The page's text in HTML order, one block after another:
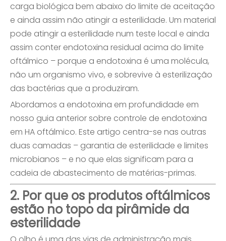
carga biológica bem abaixo do limite de aceitação
e ainda assim não atingir a esterilidade. Um material
pode atingir a esterilidade num teste local e ainda
assim conter endotoxina residual acima do limite
oftálmico – porque a endotoxina é uma molécula,
não um organismo vivo, e sobrevive à esterilização
das bactérias que a produziram.
Abordamos a endotoxina em profundidade em
nosso guia anterior sobre controle de endotoxina
em HA oftálmico. Este artigo centra-se nas outras
duas camadas – garantia de esterilidade e limites
microbianos – e no que elas significam para a
cadeia de abastecimento de matérias-primas.
2. Por que os produtos oftálmicos
estão no topo da pirâmide da
esterilidade